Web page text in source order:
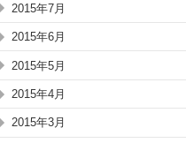
2015年7月
2015年6月
2015年5月
2015年4月
2015年3月